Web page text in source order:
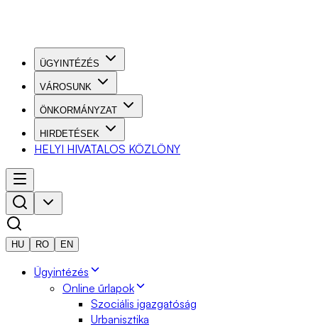
ÜGYINTÉZÉS
VÁROSUNK
ÖNKORMÁNYZAT
HIRDETÉSEK
HELYI HIVATALOS KÖZLÖNY
HU RO EN
Ügyintézés
Online űrlapok
Szociális igazgatóság
Urbanisztika